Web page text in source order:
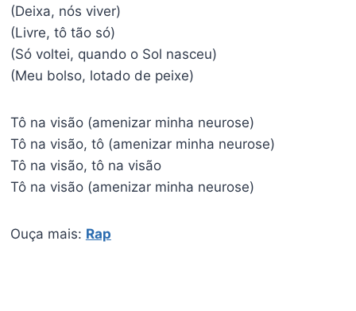
(Deixa, nós viver)
(Livre, tô tão só)
(Só voltei, quando o Sol nasceu)
(Meu bolso, lotado de peixe)
Tô na visão (amenizar minha neurose)
Tô na visão, tô (amenizar minha neurose)
Tô na visão, tô na visão
Tô na visão (amenizar minha neurose)
Ouça mais: Rap